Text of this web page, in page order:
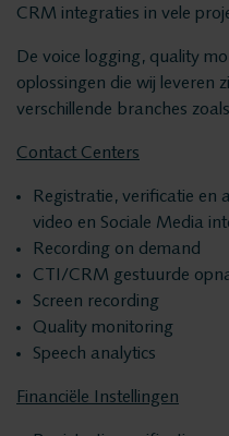
Insights
Cloud
Branches
ASC
Storavox
FlexREC
LeapXpert
Nexidia
Projecten
Nieuws
Service
Helpdesk
24/7 Support
CRM integraties in vele
De voice logging, quality
oplossingen die wij leveren
verschillende branches
Contact Centers
Registratie, verificatie en
video en Sociale Media
Recording on demand
CTI/CRM gestuurde
Screen recording
Quality monitoring
Speech analytics
Financiële Instellingen